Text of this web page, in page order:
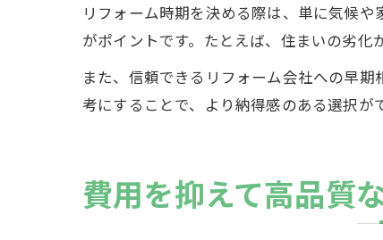
リフォーム時期を決める際は、単に気候
がポイントです。たとえば、住まいの劣化
また、信頼できるリフォーム会社への早
考にすることで、より納得感のある選択が
費用を抑えて高品質